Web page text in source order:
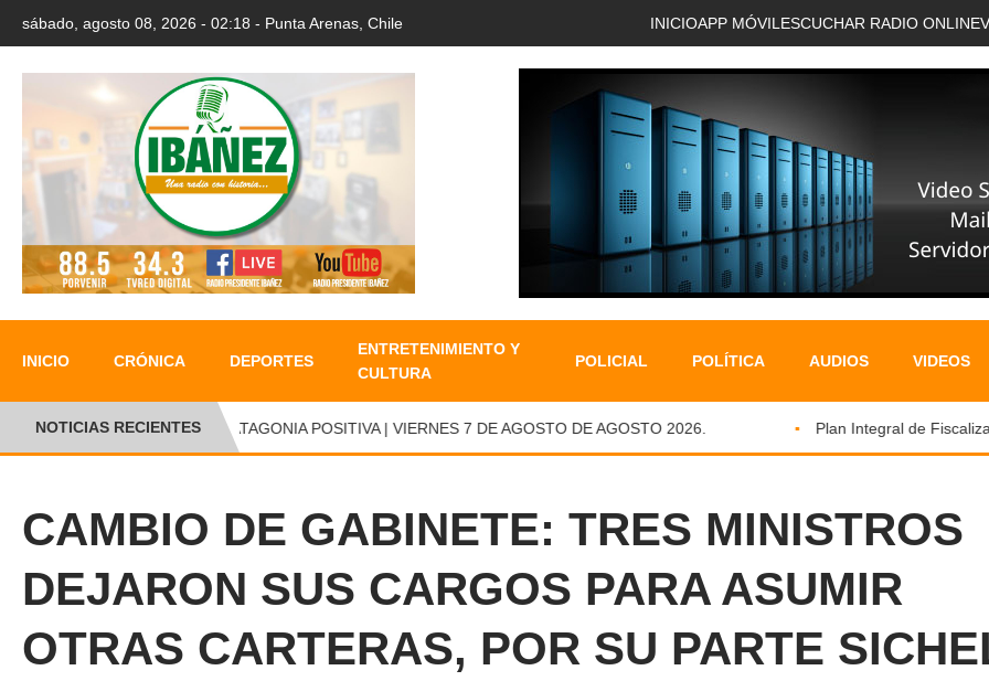
sábado, agosto 08, 2026 - 02:18 - Punta Arenas, Chile INICIOAPP MÓVIL ESCUCHAR RADIO ONLINE
INICIO CRÓNICA DEPORTES
ENTRETENIMIENTO Y
CULTURA
POLICIAL POLÍTICA AUDIOS VIDEOS
NOTICIAS RECIENTESPATAGONIA POSITIVA | VIERNES 7 DE AGOSTO DE AGOSTO 2026. Plan Integral de
CAMBIO DE GABINETE: TRES MINISTROS
DEJARON SUS CARGOS PARA ASUMIR
OTRAS CARTERAS, POR SU PARTE